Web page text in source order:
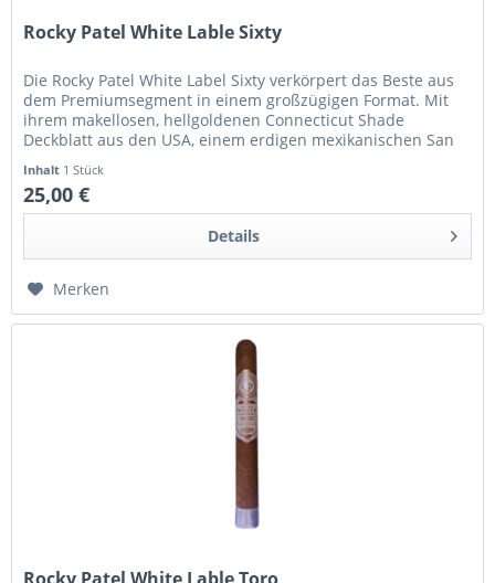
Rocky Patel White Lable Sixty
Die Rocky Patel White Label Sixty verkörpert das Beste aus
dem Premiumsegment in einem großzügigen Format. Mit
ihrem makellosen, hellgoldenen Connecticut Shade
Deckblatt aus den USA, einem erdigen mexikanischen San
Inhalt 1 Stück
25,00 €
Details
Merken